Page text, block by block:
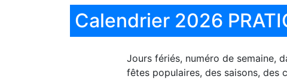
Calendrier 2026
Jours fériés, numéro de semaine,
fêtes populaires, des saisons, des